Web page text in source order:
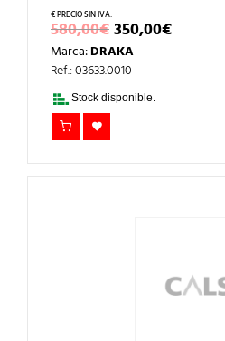
580,00€EL
PRECIO
ORIGINAL
ERA:580,00€.
350,00€EL
PRECIO
Marca:DRAKA
Ref.: 03633.0010
Stock disponible.